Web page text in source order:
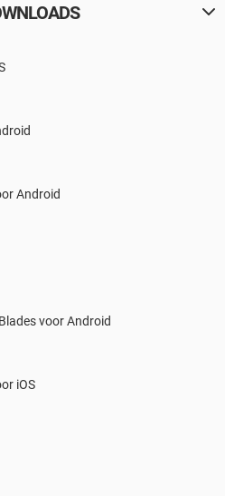
Android
voor Android
iOS